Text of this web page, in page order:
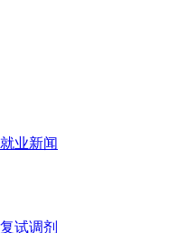
就业新闻
复试调剂